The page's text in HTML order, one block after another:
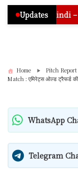
Updates
Hindi – Grand
Home Pitch Report
Match : एमिरेट्स ओल्ड ट्रैफर्ड की
WhatsApp
Telegram